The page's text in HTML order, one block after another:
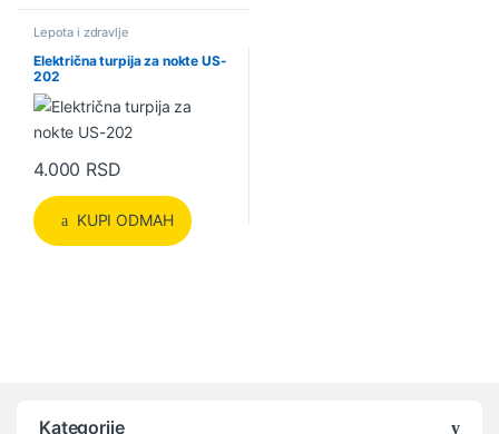
Lepota i zdravlje
Električna turpija za nokte US-
202
4.000 RSD
KUPI ODMAH
Kategorije